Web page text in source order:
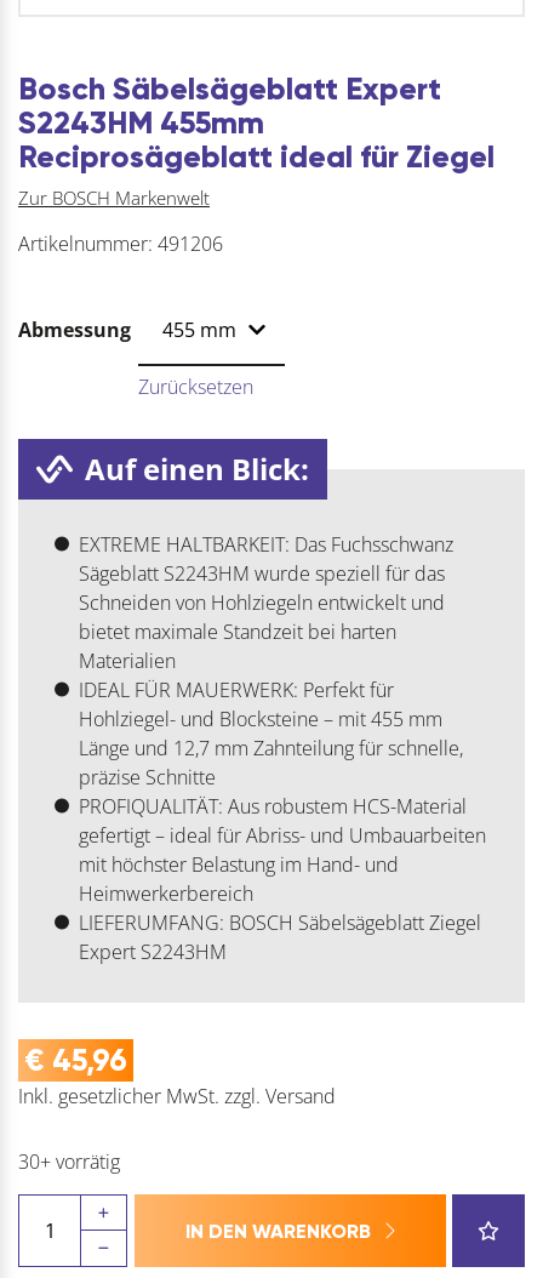
Bosch Säbelsägeblatt Expert
S2243HM 455mm
Reciprosägeblatt ideal für Ziegel
Zur BOSCH Markenwelt
Artikelnummer: 491206
Abmessung
Zurücksetzen
Auf einen Blick:
EXTREME HALTBARKEIT: Das Fuchsschwanz
Sägeblatt S2243HM wurde speziell für das
Schneiden von Hohlziegeln entwickelt und
bietet maximale Standzeit bei harten
Materialien
IDEAL FÜR MAUERWERK: Perfekt für
Hohlziegel- und Blocksteine – mit 455 mm
Länge und 12,7 mm Zahnteilung für schnelle,
präzise Schnitte
PROFIQUALITÄT: Aus robustem HCS-Material
gefertigt – ideal für Abriss- und Umbauarbeiten
mit höchster Belastung im Hand- und
Heimwerkerbereich
LIEFERUMFANG: BOSCH Säbelsägeblatt Ziegel
Expert S2243HM
€ 45,96
Inkl. gesetzlicher MwSt. zzgl. Versand
30+ vorrätig
Säbelsägeblatt
Ziegel
IN DEN WARENKORB